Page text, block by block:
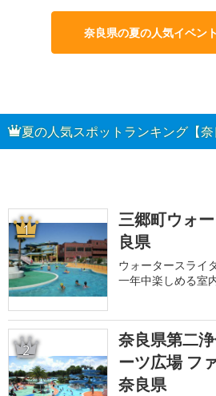
奈良県の夏の人気イベン
夏の人気スポットランキング【奈
1
三郷町ウォ
良県
ウォータースライ
一年中楽しめる室
2
奈良県第二
ーツ広場 フ
奈良県